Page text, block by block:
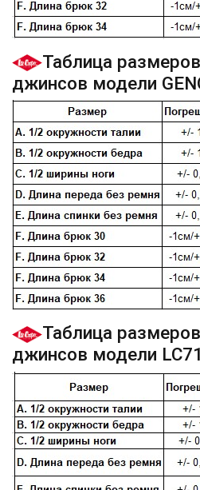
Таблица
джинсов модели
Таблица
джинсов модели